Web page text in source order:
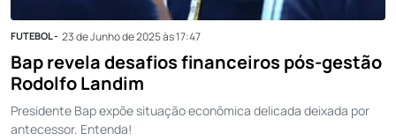
FUTEBOL - 23 de Junho de 2025 às 17:47
Bap revela desafios financeiros pós-gestão
Rodolfo Landim
Presidente Bap expõe situação econômica delicada deixada por
antecessor. Entenda!